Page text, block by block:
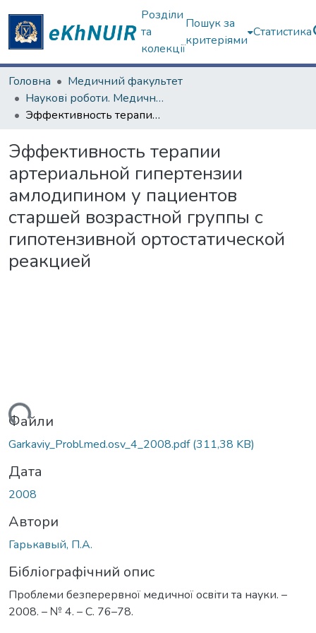
Розділи
та
колекції
Пошук за
критеріями
Статистика
Головна
Медичний факультет
Наукові роботи. Медичний факультет
Эффективность терапии артериальной гипертензии амлодипином у пациентов старшей возрастной группы с гипотензивной ортостатической реакцией
Эффективность терапии
артериальной гипертензии
амлодипином у пациентов
старшей возрастной группы с
гипотензивной ортостатической
реакцией
Файли
Garkaviy_Probl.med.osv_4_2008.pdf(311,38 KB)
Дата
2008
Автори
Гарькавый, П.А.
Бібліографічний опис
Проблеми безперервної медичної освіти та науки. –
2008. – № 4. – С. 76–78.